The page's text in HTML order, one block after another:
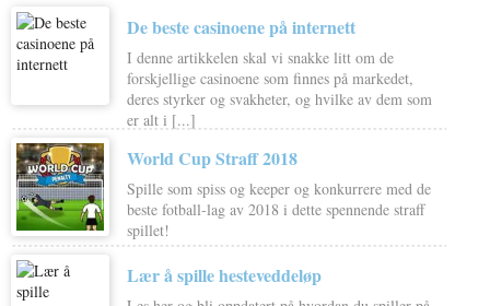
De beste casinoene på internett
I denne artikkelen skal vi snakke litt om de
forskjellige casinoene som finnes på markedet,
deres styrker og svakheter, og hvilke av dem som
er alt i [...]
World Cup Straff 2018
Spille som spiss og keeper og konkurrere med de
beste fotball-lag av 2018 i dette spennende straff
spillet!
Lær å spille hesteveddeløp